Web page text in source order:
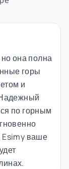
она полна
горы
и
по горным
Esimy ваше